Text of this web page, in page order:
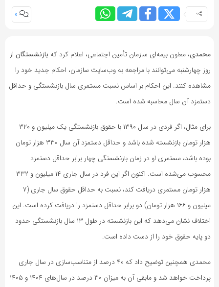
0
محمدی، معاون بیمه‌ای سازمان تأمین اجتماعی، اعلام کرد که بازنشستگان از
روز چهارشنبه می‌توانند با مراجعه به وب‌سایت سازمان، احکام جدید خود را
مشاهده کنند. این احکام بر اساس نسبت مستمری سال بازنشستگی و حداقل
دستمزد آن سال محاسبه شده است.
برای مثال، اگر فردی در سال ۱۳۹۰ با حقوق بازنشستگی یک میلیون و ۳۲۰
هزار تومان بازنشسته شده باشد و حداقل دستمزد آن سال ۳۳۰ هزار تومان
بوده باشد، مستمری او در زمان بازنشستگی چهار برابر حداقل دستمزد
محسوب می‌شده است. اکنون اگر این فرد در سال جاری ۱۴ میلیون و ۳۳۲
هزار تومان مستمری دریافت کند، نسبت به حداقل حقوق سال جاری (۷
میلیون و ۱۶۶ هزار تومان) دو برابر حداقل دستمزد را دریافت کرده است. این
اختلاف نشان می‌دهد که این بازنشسته در طول ۱۳ سال بازنشستگی حدود
دو پایه حقوق خود را از دست داده است.
محمدی همچنین توضیح داد که ۴۰ درصد از متناسب‌سازی در سال جاری
پرداخت خواهد شد و مابقی آن به میزان ۳۰ درصد در سال‌های ۱۴۰۴ و ۱۴۰۵